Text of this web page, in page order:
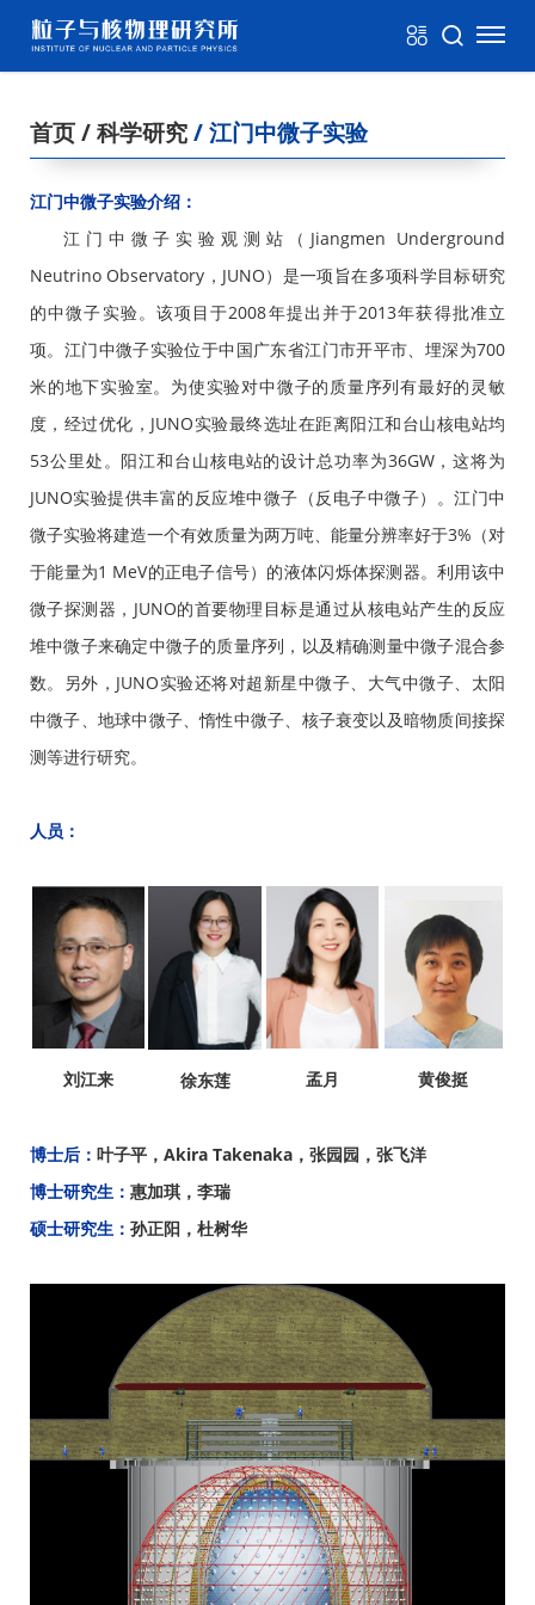
首页/ 科学研究/ 江门中微子实验
江门中微子实验介绍：
江门中微子实验观测站（Jiangmen Underground
Neutrino Observatory，JUNO）是一项旨在多项科学目标研究
的中微子实验。该项目于2008年提出并于2013年获得批准立
项。江门中微子实验位于中国广东省江门市开平市、埋深为700
米的地下实验室。为使实验对中微子的质量序列有最好的灵敏
度，经过优化，JUNO实验最终选址在距离阳江和台山核电站均
53公里处。阳江和台山核电站的设计总功率为36GW，这将为
JUNO实验提供丰富的反应堆中微子（反电子中微子）。江门中
微子实验将建造一个有效质量为两万吨、能量分辨率好于3%（对
于能量为1 MeV的正电子信号）的液体闪烁体探测器。利用该中
微子探测器，JUNO的首要物理目标是通过从核电站产生的反应
堆中微子来确定中微子的质量序列，以及精确测量中微子混合参
数。另外，JUNO实验还将对超新星中微子、大气中微子、太阳
中微子、地球中微子、惰性中微子、核子衰变以及暗物质间接探
测等进行研究。
人员：
刘江来 徐东莲 孟月 黄俊挺
博士后： 叶子平，Akira Takenaka，张园园，张飞洋
博士研究生： 惠加琪，李瑞
硕士研究生： 孙正阳，杜树华